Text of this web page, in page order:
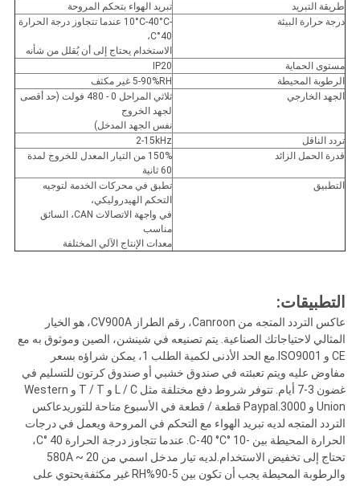
طريقة التبريد
تبريد الهواء بتحكم المروحة
درجة حرارة البيئة
-10°C-40°C عندما تتجاوز درجة الحرارة
40°C،
الاستخدام يحتاج إلى أن يُقلل من شأنه
مستوى الحماية
IP20
الرطوبة المحيطة
5-90%RH غير مكثف
الجهد الخارجي
ثلاثي المراحل 0 - 480 فولت (حد أقصى
لجهد الخروج
نفس الجهد المدخل)
تردد الناقل
2-15kHz
قدرة الحمل الزائد
150% من التيار المعدل للخروج لمدة
60 ثانية
التطبيق
تطبق في محركات الخدمة لتوجيه
التحكم الهيدروليكي،
في واجهة الاتصالات CAN، السائق
مناسب
معدات الإنتاج الآلي المختلفة
التطبيقات:
عاكس التردد المتجه من Canroon، رقم الطراز CV900A، هو الخيار
المثالي لاحتياجاتك الصناعية. يتم تصنيعه في شينشن، الصين وموثوق به مع
CE و ISO9001.مع الحد الأدنى لكمية الطلب 1، يمكن شراؤه بسعر
مفاوض عليه ويتم تعبئته في صندوق خشبي أو صندوق كرتون للتسليم في
غضون 3-7 أيام. تتوفر شروط دفع مختلفة مثل L / C و T / T و Western
Union و Paypal.3000 قطعة / قطعة في الأسبوع متاحة للتوريدعاكس
التردد المتجه لديه تبريد الهواء مع التحكم في المروحة ويعمل في درجات
الحرارة المحيطة بين -10 °C-40 °C. عندما تتجاوز درجة الحرارة 40 °C،
تحتاج إلى تخفيض الاستخدام.لديه تيار مدخل اسمي من 20 ~ 580A
والرطوبة المحيطة يجب أن تكون بين 5-90%RH غير مكثفةيحتوي على